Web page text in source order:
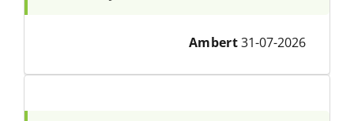
Ambert31-07-2026